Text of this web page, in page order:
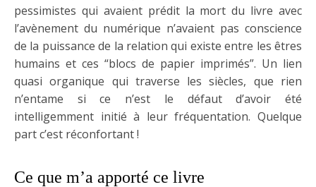
pessimistes qui avaient prédit la mort du livre avec
l’avènement du numérique n’avaient pas conscience
de la puissance de la relation qui existe entre les êtres
humains et ces “blocs de papier imprimés”. Un lien
quasi organique qui traverse les siècles, que rien
n’entame si ce n’est le défaut d’avoir été
intelligemment initié à leur fréquentation. Quelque
part c’est réconfortant !
Ce que m’a apporté ce livre